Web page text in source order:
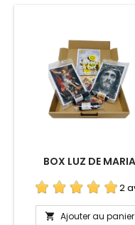
BOX LUZ DE MARIA
2
 Ajouter au panier